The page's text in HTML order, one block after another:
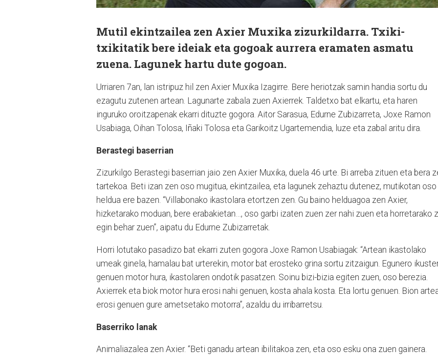
Mutil ekintzailea zen Axier Muxika zizurkildarra. Txiki-
txikitatik bere ideiak eta gogoak aurrera eramaten asmatu
zuena. Lagunek hartu dute gogoan.
Urriaren 7an, lan istripuz hil zen Axier Muxika Izagirre. Bere heriotzak samin handia sortu du
ezagutu zutenen artean. Lagunarte zabala zuen Axierrek. Taldetxo bat elkartu, eta haren
inguruko oroitzapenak ekarri dituzte gogora. Aitor Sarasua, Edurne Zubizarreta, Joxe Ramon
Usabiaga, Oihan Tolosa, Iñaki Tolosa eta Garikoitz Ugartemendia, luze eta zabal aritu dira.
Berastegi baserrian
Zizurkilgo Berastegi baserrian jaio zen Axier Muxika, duela 46 urte. Bi arreba zituen eta bera
tartekoa. Beti izan zen oso mugitua, ekintzailea, eta lagunek zehaztu dutenez, mutikotan oso
heldua ere bazen. “Villabonako ikastolara etortzen zen. Gu baino helduagoa zen Axier,
hizketarako moduan, bere erabakietan…, oso garbi izaten zuen zer nahi zuen eta horretarako
egin behar zuen”, aipatu du Edurne Zubizarretak.
Horri lotutako pasadizo bat ekarri zuten gogora Joxe Ramon Usabiagak: “Artean ikastolako
umeak ginela, hamalau bat urterekin, motor bat erosteko grina sortu zitzaigun. Egunero
genuen motor hura, ikastolaren ondotik pasatzen. Soinu bizi-bizia egiten zuen, oso berezia.
Axierrek eta biok motor hura erosi nahi genuen, kosta ahala kosta. Eta lortu genuen. Bion
erosi genuen gure ametsetako motorra”, azaldu du irribarretsu.
Baserriko lanak
Animaliazalea zen Axier. “Beti ganadu artean ibilitakoa zen, eta oso esku ona zuen gainera.